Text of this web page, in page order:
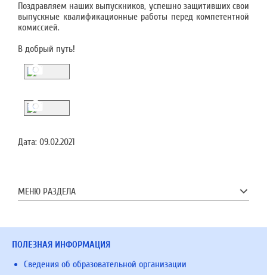
Поздравляем наших выпускников, успешно защитивших свои
выпускные квалификационные работы перед компетентной
комиссией.
В добрый путь!
Дата: 09.02.2021
МЕНЮ РАЗДЕЛА
ПОЛЕЗНАЯ ИНФОРМАЦИЯ
Сведения об образовательной организации